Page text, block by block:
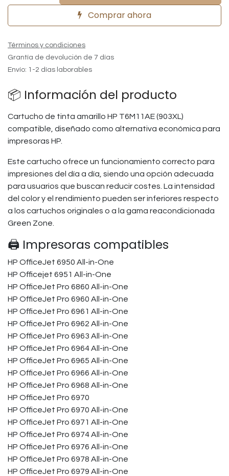
Comprar ahora
Términos y condiciones
Grantía de devolución de 7 días
Envío: 1-2 días laborables
📦 Información del producto
Cartucho de tinta amarillo HP T6M11AE (903XL)
compatible, diseñado como alternativa económica para
impresoras HP.
Este cartucho ofrece un funcionamiento correcto para
impresiones del día a día, siendo una opción adecuada
para usuarios que buscan reducir costes. La intensidad
del color y el rendimiento pueden ser inferiores respecto
a los cartuchos originales o a la gama reacondicionada
Green Zone.
🖨️ Impresoras compatibles
HP OfficeJet 6950 All-in-One
HP Officejet 6951 All-in-One
HP OfficeJet Pro 6860 All-in-One
HP OfficeJet Pro 6960 All-in-One
HP OfficeJet Pro 6961 All-in-One
HP OfficeJet Pro 6962 All-in-One
HP OfficeJet Pro 6963 All-in-One
HP OfficeJet Pro 6964 All-in-One
HP OfficeJet Pro 6965 All-in-One
HP OfficeJet Pro 6966 All-in-One
HP OfficeJet Pro 6968 All-in-One
HP OfficeJet Pro 6970
HP OfficeJet Pro 6970 All-in-One
HP OfficeJet Pro 6971 All-in-One
HP OfficeJet Pro 6974 All-in-One
HP OfficeJet Pro 6976 All-in-One
HP OfficeJet Pro 6978 All-in-One
HP OfficeJet Pro 6979 All-in-One